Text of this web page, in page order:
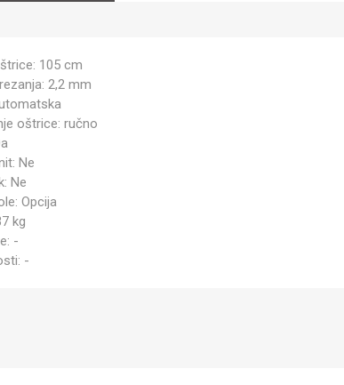
105 cm
2,2 mm
oštrice: ručno
Ne
Ne
Opcija
kg
-
-